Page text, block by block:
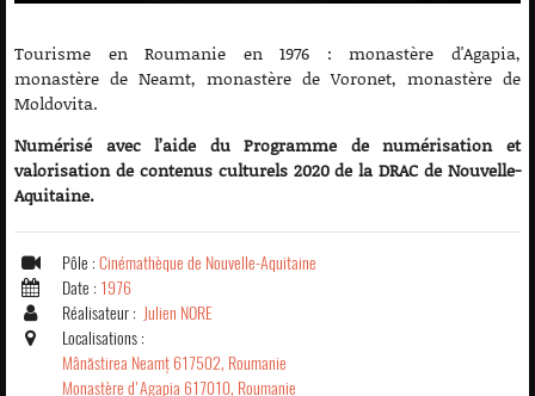
Tourisme en Roumanie en 1976 : monastère d'Agapia,
monastère de Neamt, monastère de Voronet, monastère de
Moldovita.
Numérisé avec l’aide du Programme de numérisation et
valorisation de contenus culturels 2020 de la DRAC de Nouvelle-
Aquitaine.
Pôle : Cinémathèque de Nouvelle-Aquitaine
Date : 1976
Réalisateur : Julien NORE
Localisations :
Mânăstirea Neamț 617502, Roumanie
Monastère d'Agapia 617010, Roumanie